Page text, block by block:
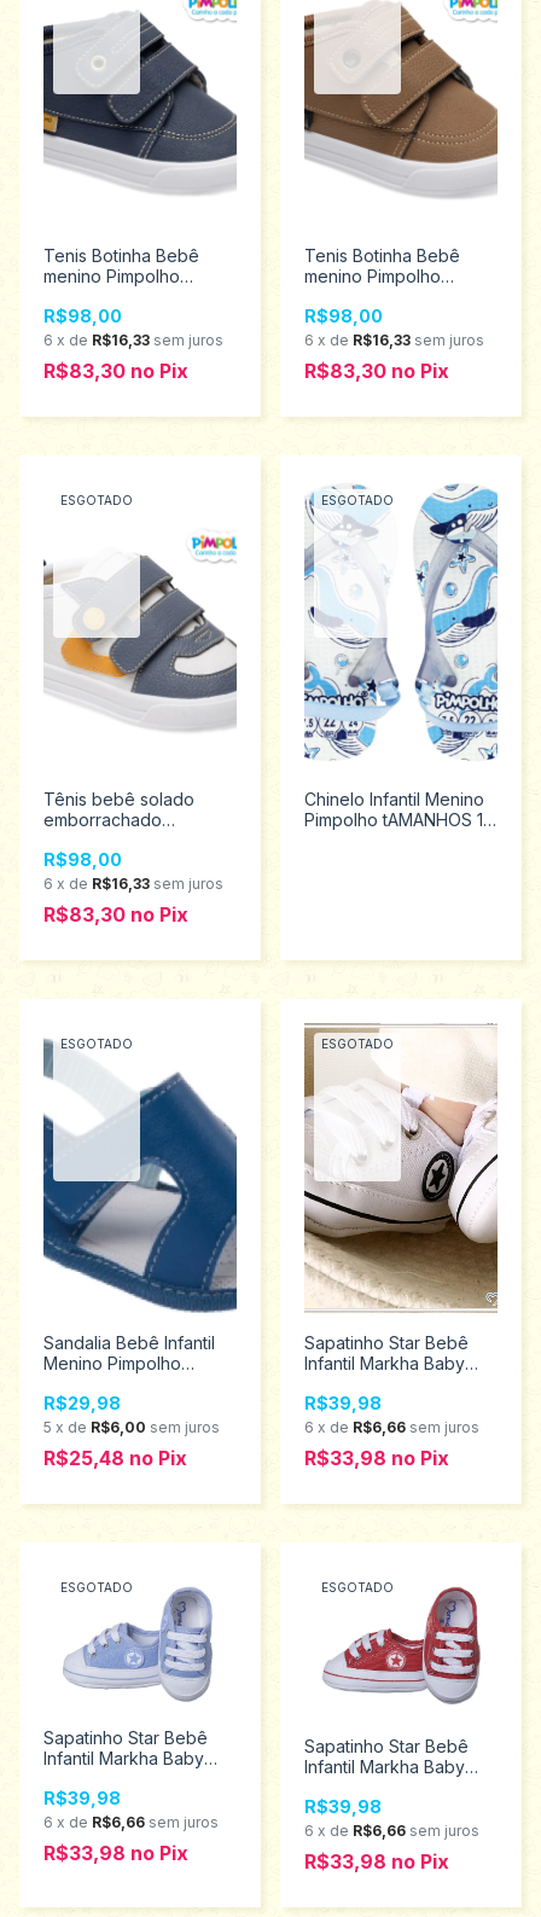
Tenis Botinha Bebê
menino Pimpolho
0120467
R$98,00
6 x de R$16,33 sem juros
R$83,30 no Pix
Tenis Botinha Bebê
menino Pimpolho
0120468
R$98,00
6 x de R$16,33 sem juros
R$83,30 no Pix
ESGOTADO
Tênis bebê solado
emborrachado
21 0120481
R$98,00
6 x de R$16,33 sem juros
R$83,30 no Pix
ESGOTADO
Chinelo Infantil Menino
Pimpolho tAMANHOS 17
ESGOTADO
Sandalia Bebê Infantil
Menino Pimpolho
R$29,98
5 x de R$6,00 sem juros
R$25,48 no Pix
ESGOTADO
Sapatinho Star Bebê
Infantil Markha Baby
R$39,98
6 x de R$6,66 sem juros
R$33,98 no Pix
ESGOTADO
Sapatinho Star Bebê
Infantil Markha Baby
R$39,98
6 x de R$6,66 sem juros
R$33,98 no Pix
ESGOTADO
Sapatinho Star Bebê
Infantil Markha Baby
R$39,98
6 x de R$6,66 sem juros
R$33,98 no Pix